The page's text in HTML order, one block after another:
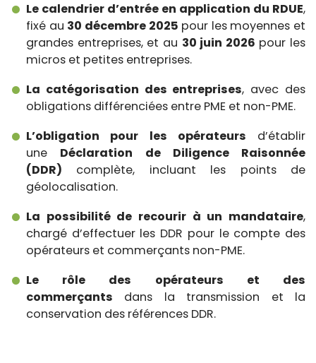
Le calendrier d’entrée en application du RDUE,
fixé au 30 décembre 2025 pour les moyennes et
grandes entreprises, et au 30 juin 2026 pour les
micros et petites entreprises.
La catégorisation des entreprises, avec des
obligations différenciées entre PME et non-PME.
L’obligation pour les opérateurs
d’établir
une
Déclaration de Diligence Raisonnée
(DDR)
complète, incluant les points de
géolocalisation.
La possibilité de recourir à un mandataire,
chargé d’effectuer les DDR pour le compte des
opérateurs et commerçants non-PME.
Le rôle des opérateurs et des
commerçants
dans la transmission et la
conservation des références DDR.